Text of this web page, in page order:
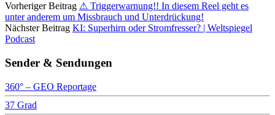
Vorheriger Beitrag ⚠ Triggerwarnung!! In diesem Reel geht es
unter anderem um Missbrauch und Unterdrückung!
Nächster Beitrag KI: Superhirn oder Stromfresser? | Weltspiegel
Podcast
Sender & Sendungen
360° – GEO Reportage
37 Grad